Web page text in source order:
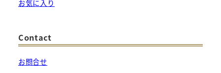
り
お気に入り
Contact
お問合せ